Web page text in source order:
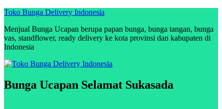
Skip
content
Toko Bunga Delivery Indonesia
Menjual Bunga Ucapan berupa papan bunga, bunga tangan, bunga
vas, standflower, ready delivery ke kota provinsi dan kabupaten di
Indonesia
Bunga Ucapan Selamat Sukasada